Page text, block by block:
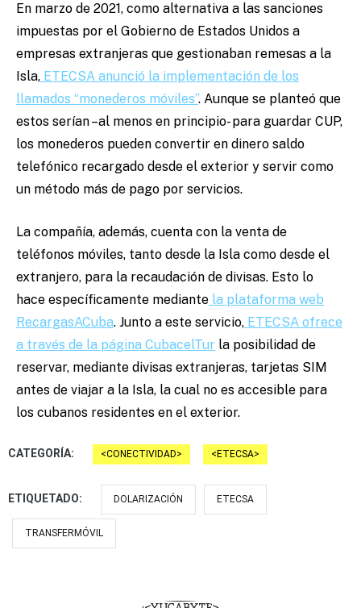
En marzo de 2021, como alternativa a las sanciones
impuestas por el Gobierno de Estados Unidos a
empresas extranjeras que gestionaban remesas a la
Isla, ETECSA anunció la implementación de los
llamados “monederos móviles”. Aunque se planteó que
estos serían –al menos en principio- para guardar CUP,
los monederos pueden convertir en dinero saldo
telefónico recargado desde el exterior y servir como
un método más de pago por servicios.
La compañía, además, cuenta con la venta de
teléfonos móviles, tanto desde la Isla como desde el
extranjero, para la recaudación de divisas. Esto lo
hace específicamente mediante la plataforma web
RecargasACuba. Junto a este servicio, ETECSA ofrece
a través de la página CubacelTur la posibilidad de
reservar, mediante divisas extranjeras, tarjetas SIM
antes de viajar a la Isla, la cual no es accesible para
los cubanos residentes en el exterior.
CATEGORÍA: CONECTIVIDAD ETECSA
ETIQUETADO: DOLARIZACIÓN ETECSA
TRANSFERMÓVIL